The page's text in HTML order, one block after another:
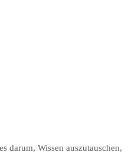
darum, Wissen auszutauschen,